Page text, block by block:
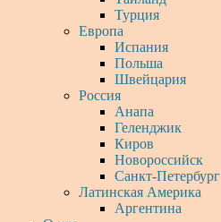
Турция
Европа
Испания
Польша
Швейцария
Россия
Анапа
Геленджик
Киров
Новороссийск
Санкт-Петербург
Латинская Америка
Аргентина